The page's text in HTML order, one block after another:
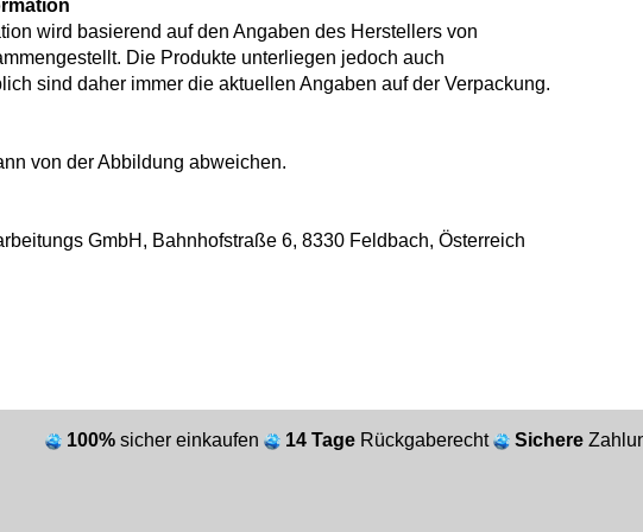
wird basierend auf den Angaben des Herstellers von
Die Produkte unterliegen jedoch auch
sind daher immer die aktuellen Angaben auf der Verpackung.
von der Abbildung abweichen.
GmbH, Bahnhofstraße 6, 8330 Feldbach, Österreich
100% sicher einkaufen 14 Tage Rückgaberecht Sichere